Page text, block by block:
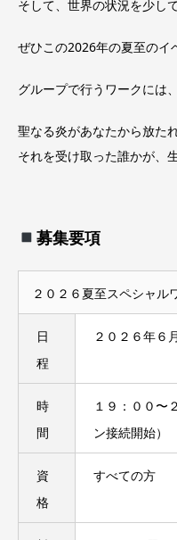
そして、世界の状況を少し
ぜひこの2026年の夏至のイ
グループで行うワークには
聖なる炎があなたから放た
それを受け取った誰かが、
募集要項
２０２６夏至スペシャル
日
程
２０２６年６
時
間
１９：００〜
ン接続開始）
資
格
すべての方